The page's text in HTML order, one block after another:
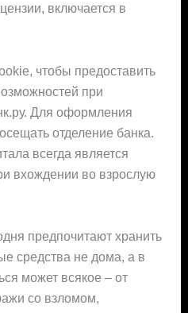
включается в
чтобы предоставить
при
Для оформления
отделение банка.
всегда является
вхождении во взрослую
предпочитают хранить
средства не дома, а в
может всякое – от
со взломом,